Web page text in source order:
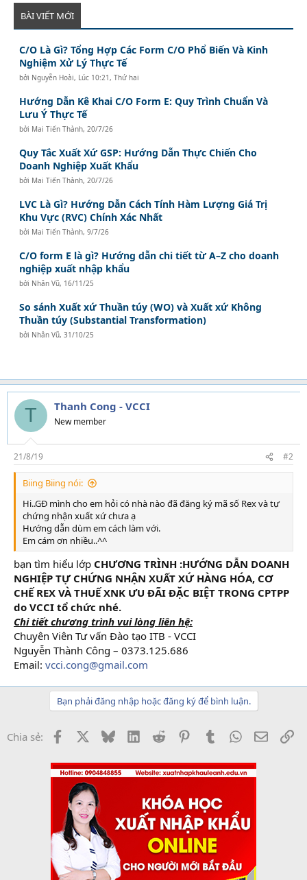
BÀI VIẾT MỚI
C/O Là Gì? Tổng Hợp Các Form C/O Phổ Biến Và Kinh
Nghiệm Xử Lý Thực Tế
bởi Nguyễn Hoài, Lúc 10:21, Thứ hai
Hướng Dẫn Kê Khai C/O Form E: Quy Trình Chuẩn Và
Lưu Ý Thực Tế
bởi Mai Tiến Thành, 20/7/26
Quy Tắc Xuất Xứ GSP: Hướng Dẫn Thực Chiến Cho
Doanh Nghiệp Xuất Khẩu
bởi Mai Tiến Thành, 20/7/26
LVC Là Gì? Hướng Dẫn Cách Tính Hàm Lượng Giá Trị
Khu Vực (RVC) Chính Xác Nhất
bởi Mai Tiến Thành,9/7/26
C/O form E là gì? Hướng dẫn chi tiết từ A–Z cho doanh
nghiệp xuất nhập khẩu
bởi Nhân Vũ, 16/11/25
So sánh Xuất xứ Thuần túy (WO) và Xuất xứ Không
Thuần túy (Substantial Transformation)
bởi Nhân Vũ,31/10/25
T Thanh Cong - VCCI
New member
21/8/19 #2
Biing Biing nói:
Hi..GĐ mình cho em hỏi có nhà nào đã đăng ký mã số Rex và tự
chứng nhận xuất xứ chưa ạ
Hướng dẫn dùm em cách làm với.
Em cám ơn nhiều..^^
bạn tìm hiểu lớp CHƯƠNG TRÌNH :HƯỚNG DẪN DOANH
NGHIỆP TỰ CHỨNG NHẬN XUẤT XỨ HÀNG HÓA, CƠ
CHẾ REX VÀ THUẾ XNK ƯU ĐÃI ĐẶC BIỆT TRONG CPTPP
do VCCI tổ chức nhé.
Chi tiết chương trình vui lòng liên hệ:
Chuyên Viên Tư vấn Đào tạo ITB - VCCI
Nguyễn Thành Công – 0373.125.686
Email: vcci.cong@gmail.com
Bạn phải đăng nhập hoặc đăng ký để bình luận.
Chia sẻ: Facebook BlueskyLinkedInReddit PinterestTumblrWhatsApp
Email